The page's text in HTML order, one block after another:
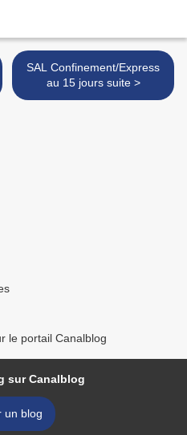
SAL Confinement/Express
au 15 jours suite >
le portail Canalblog
sur Canalblog
un blog